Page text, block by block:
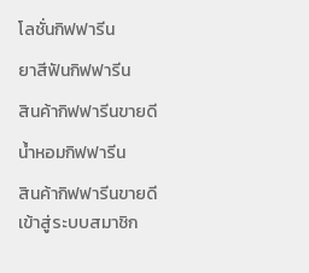
โลชั่นกิฟฟารีน
ยาสีฟันกิฟฟารีน
สินค้ากิฟฟารีนขายดี
น้ำหอมกิฟฟารีน
สินค้ากิฟฟารีนขายดี
เข้าสู่ระบบสมาชิก